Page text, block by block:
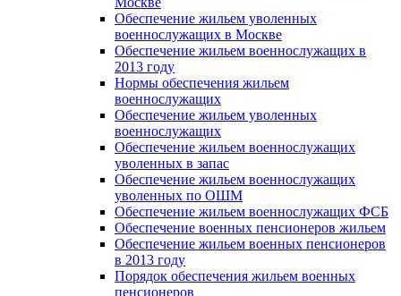
Обеспечение жильем уволенных
военнослужащих в Москве
Обеспечение жильем военнослужащих в
2013 году
Нормы обеспечения жильем
военнослужащих
Обеспечение жильем уволенных
военнослужащих
Обеспечение жильем военнослужащих
уволенных в запас
Обеспечение жильем военнослужащих
уволенных по ОШМ
Обеспечение жильем военнослужащих ФСБ
Обеспечение военных пенсионеров жильем
Обеспечение жильем военных пенсионеров
в 2013 году
Порядок обеспечения жильем военных
пенсионеров